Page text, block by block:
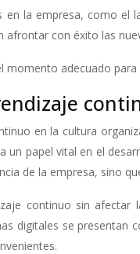
en la empresa, como el
con éxito las
momento adecuado
en la cultura
un papel vital en el
de la empresa, sino
continuo sin afectar
digitales se presentan